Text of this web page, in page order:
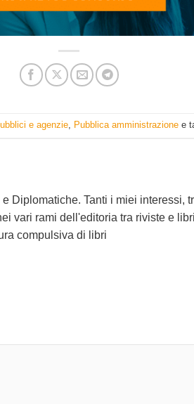
e agenzie, Pubblica amministrazionee
Diplomatiche. Tanti i miei interessi,
vari rami dell'editoria tra riviste e
compulsiva di libri